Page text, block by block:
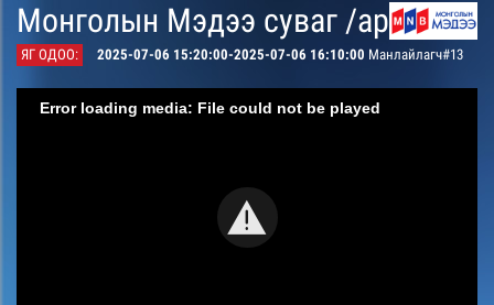
Монголын Мэдээ суваг /архив/
ЯГ ОДОО: 2025-07-06 15:20:00-2025-07-06 16:10:00 Манлайлагч#13
Error loading media: File could not be played